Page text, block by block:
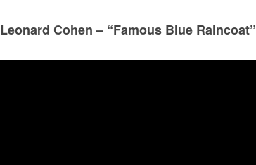
Leonard Cohen – “Famous Blue Raincoat”